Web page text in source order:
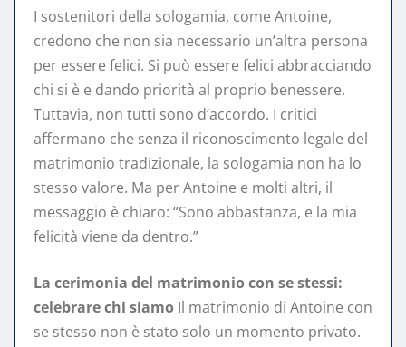
I sostenitori della sologamia, come Antoine,
credono che non sia necessario un’altra persona
per essere felici. Si può essere felici abbracciando
chi si è e dando priorità al proprio benessere.
Tuttavia, non tutti sono d’accordo. I critici
affermano che senza il riconoscimento legale del
matrimonio tradizionale, la sologamia non ha lo
stesso valore. Ma per Antoine e molti altri, il
messaggio è chiaro: “Sono abbastanza, e la mia
felicità viene da dentro.”
La cerimonia del matrimonio con se stessi:
celebrare chi siamo Il matrimonio di Antoine con
se stesso non è stato solo un momento privato.